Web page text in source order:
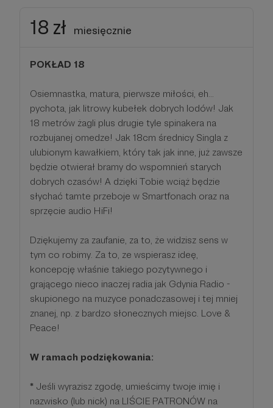
18 zł miesięcznie
POKŁAD 18
Osiemnastka, matura, pierwsze miłości, eh...
pychota, jak litrowy kubełek dobrych lodów! Jak
18 metrów żagli plus drugie tyle spinakera na
rozbujanej omedze! Jak 18cm średnicy Singla z
ulubionym kawałkiem, który tak jak inne, już zawsze
będzie otwierał bramy do wspomnień starych
dobrych czasów! A dzięki Tobie wciąż będzie
słychać tamte przeboje w Smartfonach oraz na
sprzęcie audio HiFi!
Dziękujemy za zaufanie, za to, że widzisz sens w
tym co robimy. Za to, ze wspierasz ideę,
koncepcję właśnie takiego pozytywnego i
grającego nieco inaczej radia jak Gdynia Radio -
skupionego na muzyce ponadczasowej i tej mniej
znanej, np. z bardzo słonecznych miejsc. Love &
Peace!
W ramach podziękowania:
* Jeśli wyrazisz zgodę, umieścimy twoje imię i
nazwisko (lub nick) na LIŚCIE PATRONÓW na